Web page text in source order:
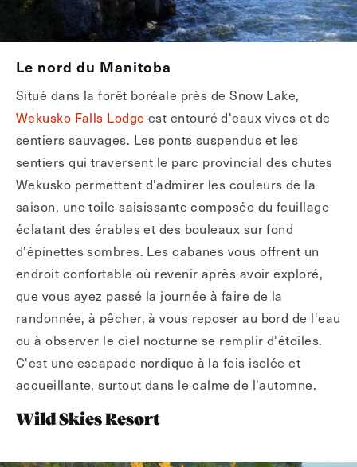
Le nord du Manitoba
Situé dans la forêt boréale près de Snow Lake,
Wekusko Falls Lodge est entouré d'eaux vives et de
sentiers sauvages. Les ponts suspendus et les
sentiers qui traversent le parc provincial des chutes
Wekusko permettent d'admirer les couleurs de la
saison, une toile saisissante composée du feuillage
éclatant des érables et des bouleaux sur fond
d'épinettes sombres. Les cabanes vous offrent un
endroit confortable où revenir après avoir exploré,
que vous ayez passé la journée à faire de la
randonnée, à pêcher, à vous reposer au bord de l'eau
ou à observer le ciel nocturne se remplir d'étoiles.
C'est une escapade nordique à la fois isolée et
accueillante, surtout dans le calme de l'automne.
Wild Skies Resort